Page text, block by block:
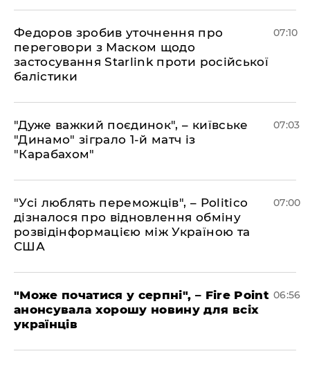
Федоров зробив уточнення про
переговори з Маском щодо
застосування Starlink проти російської
балістики
07:10
"Дуже важкий поєдинок", – київське
"Динамо" зіграло 1-й матч із
"Карабахом"
07:03
"Усі люблять переможців", – Politico
дізналося про відновлення обміну
розвідінформацією між Україною та
США
07:00
"Може початися у серпні", – Fire Point
анонсувала хорошу новину для всіх
українців
06:56